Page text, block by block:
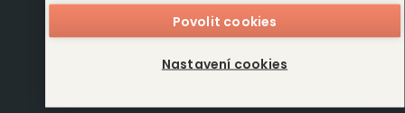
Povolit cookies
Nastavení cookies
Kariéra